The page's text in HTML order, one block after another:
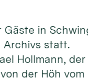
in
Archivs statt.
Hollmann,
der Höh